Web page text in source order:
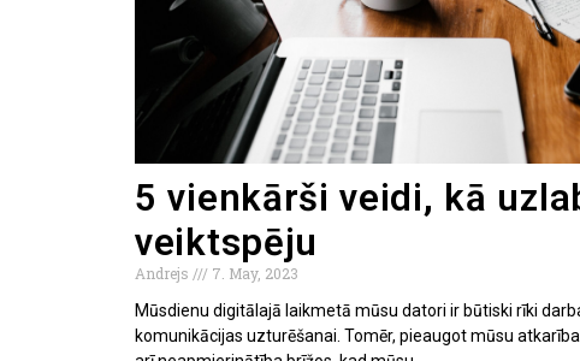
5 vienkārši veidi, kā
veiktspēju
Andrejs
7. May, 2023
Mūsdienu digitālajā laikmetā mūsu datori ir būtiski rīki
komunikācijas uzturēšanai. Tomēr, pieaugot mūsu